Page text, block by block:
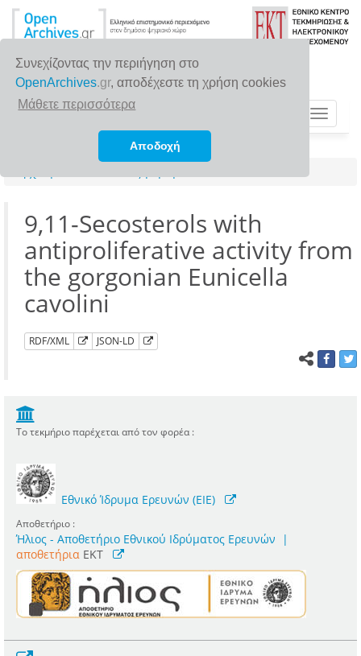
Συνεχίζοντας την περιήγηση στο
OpenArchives.gr, αποδέχεστε τη χρήση cookies
Μάθετε περισσότερα
Αποδοχή
Toggle
9,11-Secosterols with
antiproliferative activity from
the gorgonian Eunicella
cavolini
RDF/XML JSON-LD
Το τεκμήριο παρέχεται από τον φορέα :
Εθνικό Ίδρυμα Ερευνών (ΕΙΕ)
Αποθετήριο :
Ήλιος - Αποθετήριο Εθνικού Ιδρύματος Ερευνών
|
αποθετήρια EKT